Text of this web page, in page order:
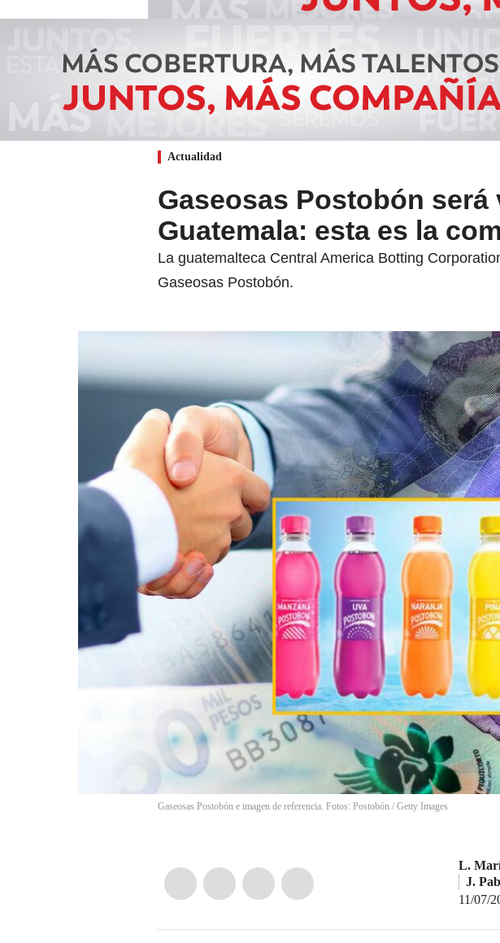
Actualidad
Gaseosas Postobón
Guatemala: esta es la
La guatemalteca Central America Botting
Gaseosas Postobón.
Gaseosas Postobón e imagen de referencia. Fotos: Postobón / Getty Images
L.
J.
11/07/